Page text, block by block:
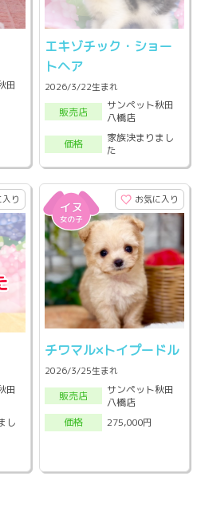
田
エキゾチック・ショー
トヘア
2026/3/22生まれ
販売店
サンペット秋田
八橋店
価格
家族決まりまし
た
り
田
し
お気に入り
チワマル×トイプードル
2026/3/25生まれ
販売店
サンペット秋田
八橋店
価格
275,000円